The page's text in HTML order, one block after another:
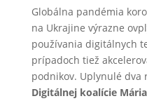
Globálna pandémia
na Ukrajine výrazne
používania digitálnych
prípadoch tiež
podnikov. Uplynulé dva
Digitálnej koalície